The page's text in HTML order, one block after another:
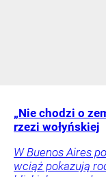
„Nie chodzi o
rzezi wołyńskiej
W Buenos Aires
wciąż pokazują